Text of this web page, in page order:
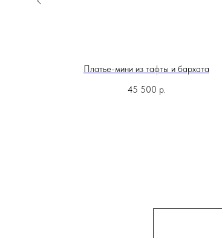
Платье-мини из тафты и бархата
45 500 р.